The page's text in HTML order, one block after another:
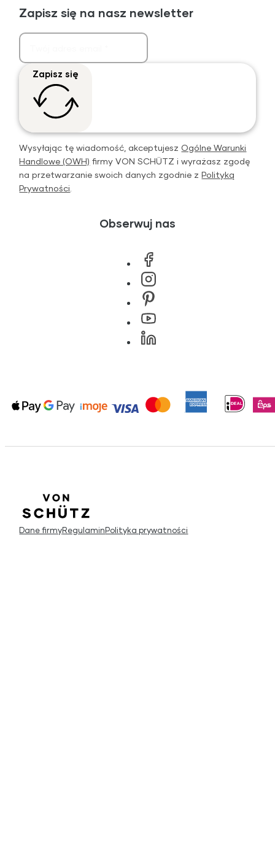
Zapisz się na nasz newsletter
Zapisz się
Wysyłając tę wiadomość, akceptujeszOgólne Warunki
Handlowe (OWH) firmy VON SCHÜTZ i wyrażasz zgodę
na przetwarzanie swoich danych zgodnie zPolityką
Prywatności
Obserwuj nas
Dane firmyRegulaminPolityka prywatności